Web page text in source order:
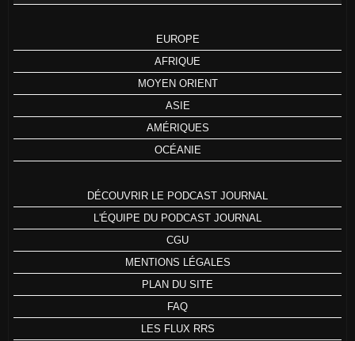
EUROPE
AFRIQUE
MOYEN ORIENT
ASIE
AMÉRIQUES
OCÉANIE
DÉCOUVRIR LE PODCAST JOURNAL
L'ÉQUIPE DU PODCAST JOURNAL
CGU
MENTIONS LÉGALES
PLAN DU SITE
FAQ
LES FLUX RRS